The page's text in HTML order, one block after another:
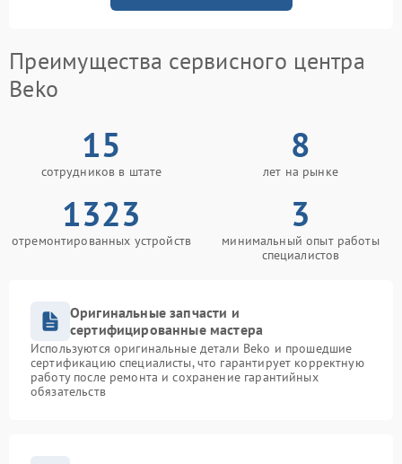
Преимущества сервисного центра
Beko
15
сотрудников в штате
8
лет на рынке
1323
отремонтированных устройств
3
минимальный опыт работы
специалистов
Оригинальные запчасти и
сертифицированные мастера
Используются оригинальные детали Beko и прошедшие
сертификацию специалисты, что гарантирует корректную
работу после ремонта и сохранение гарантийных
обязательств